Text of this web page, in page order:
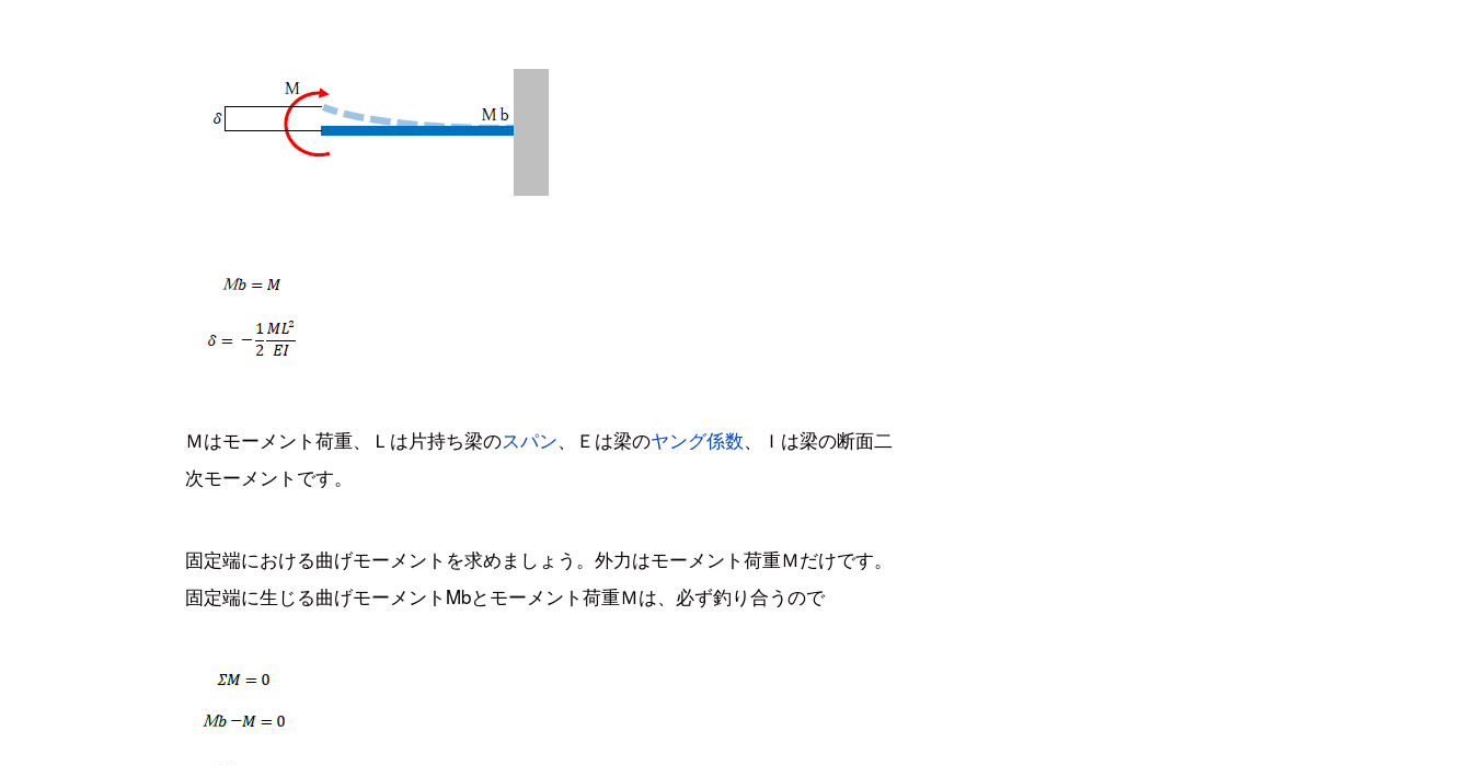
Ｍはモーメント荷重、Ｌは片持ち梁のスパン、Ｅは梁のヤング係数、Ｉは梁の断面二
次モーメントです。
固定端における曲げモーメントを求めましょう。外力はモーメント荷重Ｍだけです。
固定端に生じる曲げモーメントMbとモーメント荷重Ｍは、必ず釣り合うので